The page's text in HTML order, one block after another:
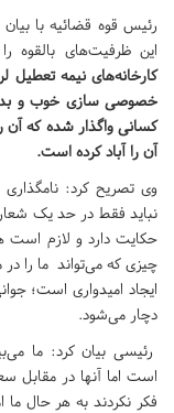
رئیس قوه قضائیه با
این ظرفیت‌های بالقوه
کارخانه‌های نیمه تعطیل
خصوصی سازی خوب و بد
کسانی واگذار شده که
آن را آباد کرده است.
وی تصریح کرد: نامگذاری
نباید فقط در حد یک شعار
حکایت دارد و لازم است
چیزی که می‌تواند ما را
ایجاد امیدواری است؛
دچار می‌شود.
رئیسی بیان کرد: ما
است اما آنها در مقابل
فکر نکردند به هر حال ما